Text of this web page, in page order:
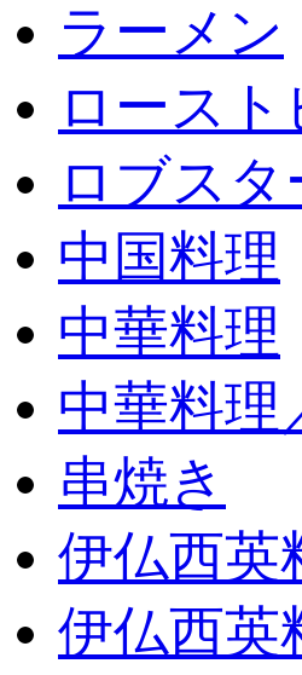
ラーメン
ロースト
ロブスタ
中国料理
中華料理
中華料理
串焼き
伊仏西英
伊仏西英